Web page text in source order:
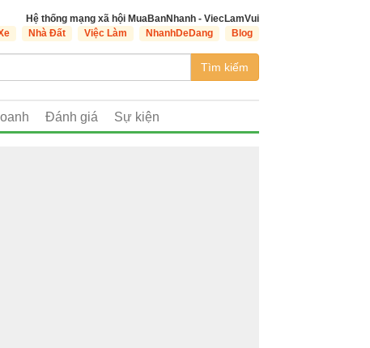
Hệ thống mạng xã hội MuaBanNhanh - ViecLamVui
Nhà Đất Việc Làm NhanhDeDang Blog
Tìm kiếm
Đánh giá Sự kiện